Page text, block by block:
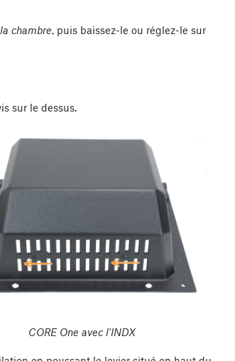
chambre, puis baissez-le ou réglez-le sur
sur le dessus.
CORE One avec l'INDX